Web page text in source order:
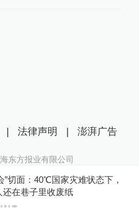
”切面：40℃国家灾难状态下，
还在巷子里收废纸
| 法律声明 | 澎湃广告
海东方报业有限公司
| 沪ICP备14003370号
可证：31120170006
号